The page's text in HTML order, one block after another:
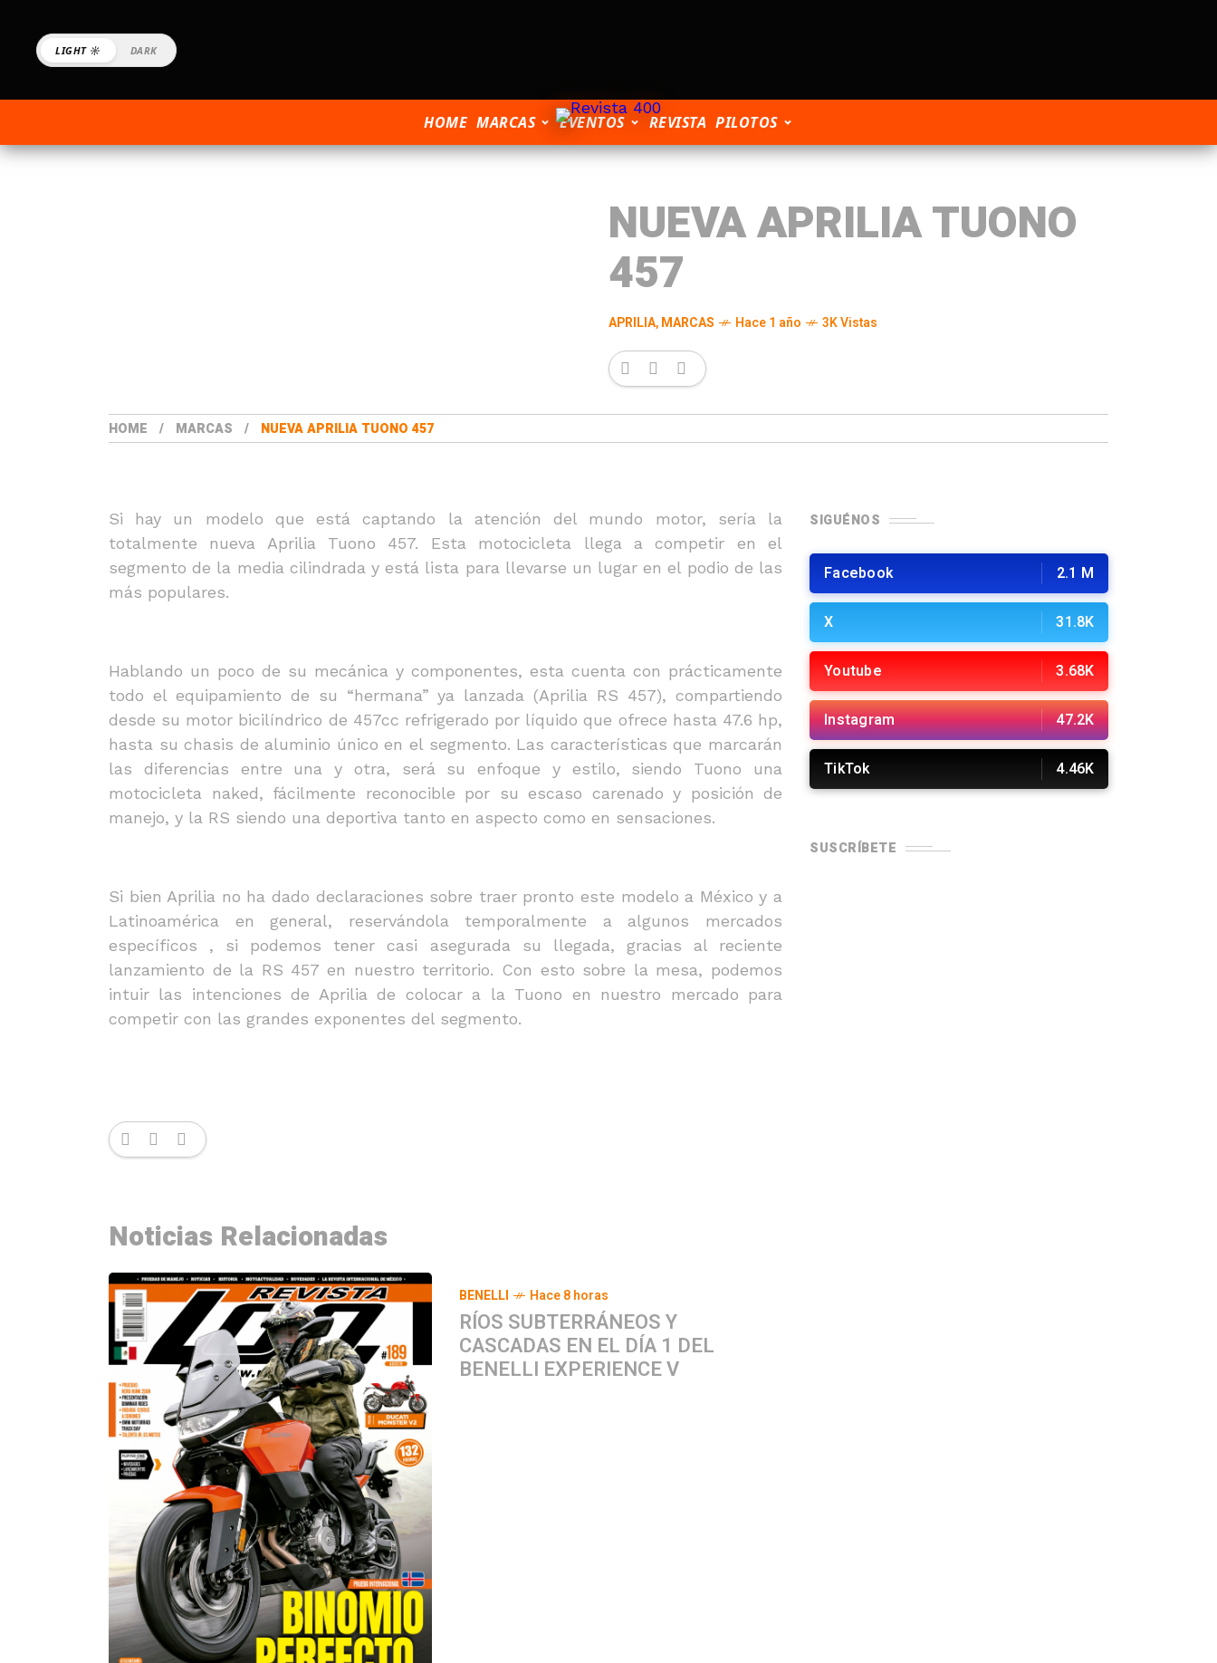
NUEVA APRILIA TUONO
457
APRILIA,MARCAS Hace 1 año 3K Vistas
HOME MARCAS NUEVA APRILIA TUONO 457
Si hay un modelo que está captando la atención del mundo motor, sería la
totalmente nueva Aprilia Tuono 457. Esta motocicleta llega a competir en el
segmento de la media cilindrada y está lista para llevarse un lugar en el podio de las
más populares.
Hablando un poco de su mecánica y componentes, esta cuenta con prácticamente
todo el equipamiento de su “hermana” ya lanzada (Aprilia RS 457), compartiendo
desde su motor bicilíndrico de 457cc refrigerado por líquido que ofrece hasta 47.6 hp,
hasta su chasis de aluminio único en el segmento. Las características que marcarán
las diferencias entre una y otra, será su enfoque y estilo, siendo Tuono una
motocicleta naked, fácilmente reconocible por su escaso carenado y posición de
manejo, y la RS siendo una deportiva tanto en aspecto como en sensaciones.
Si bien Aprilia no ha dado declaraciones sobre traer pronto este modelo a México y a
Latinoamérica en general, reservándola temporalmente a algunos mercados
específicos , si podemos tener casi asegurada su llegada, gracias al reciente
lanzamiento de la RS 457 en nuestro territorio. Con esto sobre la mesa, podemos
intuir las intenciones de Aprilia de colocar a la Tuono en nuestro mercado para
competir con las grandes exponentes del segmento.
Noticias Relacionadas
BENELLI Hace 8 horas
RÍOS SUBTERRÁNEOS Y
CASCADAS EN EL DÍA 1 DEL
BENELLI EXPERIENCE V
SIGUÉNOS
Facebook 2.1 M
X 31.8K
Youtube 3.68K
Instagram 47.2K
TikTok 4.46K
SUSCRÍBETE
LIGHT ☼ DARK
HOME MARCAS EVENTOS REVISTA PILOTOS